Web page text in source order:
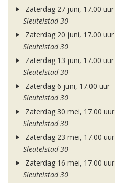
Zaterdag 27 juni, 17.00 uur
Sleutelstad 30
Zaterdag 20 juni, 17.00 uur
Sleutelstad 30
Zaterdag 13 juni, 17.00 uur
Sleutelstad 30
Zaterdag 6 juni, 17.00 uur
Sleutelstad 30
Zaterdag 30 mei, 17.00 uur
Sleutelstad 30
Zaterdag 23 mei, 17.00 uur
Sleutelstad 30
Zaterdag 16 mei, 17.00 uur
Sleutelstad 30